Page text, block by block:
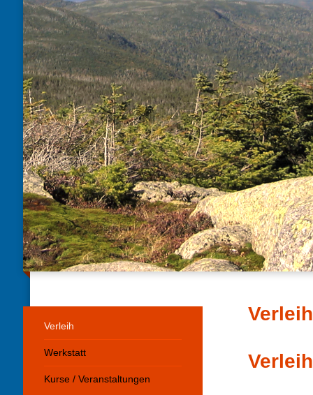
Verleih
Verleih
Werkstatt
Kurse / Veranstaltungen